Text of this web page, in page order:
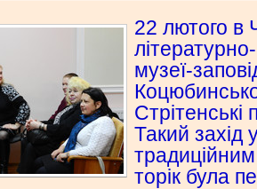
22 лютого в
музеї-
Стрітенські
Такий захід
торік була